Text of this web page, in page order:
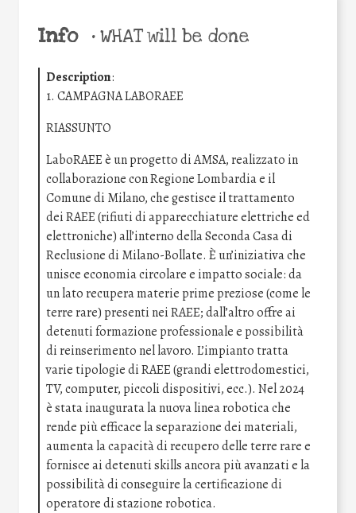
Info •WHAT will be done
Description:
1. CAMPAGNA LABORAEE
RIASSUNTO
LaboRAEE è un progetto di AMSA, realizzato in
collaborazione con Regione Lombardia e il
Comune di Milano, che gestisce il trattamento
dei RAEE (rifiuti di apparecchiature elettriche ed
elettroniche) all’interno della Seconda Casa di
Reclusione di Milano-Bollate. È un’iniziativa che
unisce economia circolare e impatto sociale: da
un lato recupera materie prime preziose (come le
terre rare) presenti nei RAEE; dall’altro offre ai
detenuti formazione professionale e possibilità
di reinserimento nel lavoro. L’impianto tratta
varie tipologie di RAEE (grandi elettrodomestici,
TV, computer, piccoli dispositivi, ecc.). Nel 2024
è stata inaugurata la nuova linea robotica che
rende più efficace la separazione dei materiali,
aumenta la capacità di recupero delle terre rare e
fornisce ai detenuti skills ancora più avanzati e la
possibilità di conseguire la certificazione di
operatore di stazione robotica.